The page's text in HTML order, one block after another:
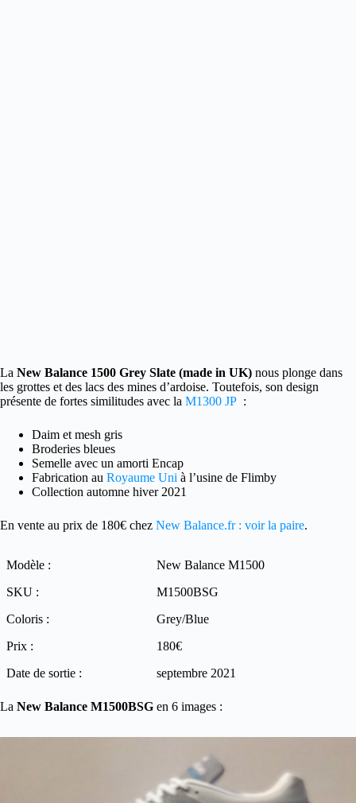
La New Balance 1500 Grey Slate (made in UK) nous plonge dans
les grottes et des lacs des mines d’ardoise. Toutefois, son design
présente de fortes similitudes avec la M1300 JP :
Daim et mesh gris
Broderies bleues
Semelle avec un amorti Encap
Fabrication au Royaume Uni à l’usine de Flimby
Collection automne hiver 2021
En vente au prix de 180€ chez New Balance.fr : voir la paire.
Modèle :
New Balance M1500
SKU :
M1500BSG
Coloris :
Grey/Blue
Prix :
180€
Date de sortie :
septembre 2021
La New Balance M1500BSG en 6 images :